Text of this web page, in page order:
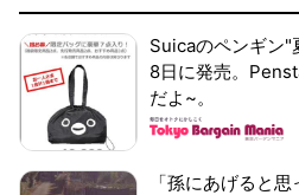
Suicaのペンギン"
8日に発売。
だよ~。
「孫にあげると